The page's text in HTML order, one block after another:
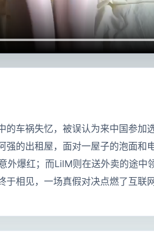
的车祸失忆，被误认为来中国参加
的出租屋，面对一屋子的泡面和
爆红；而LilM则在送外卖的途中
相见，一场真假对决点燃了互联网